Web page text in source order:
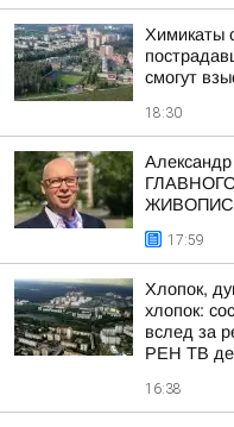
Химикаты
смогут
18:30
17:59
Хлопок,
хлопок:
вслед за
РЕН ТВ
16:38